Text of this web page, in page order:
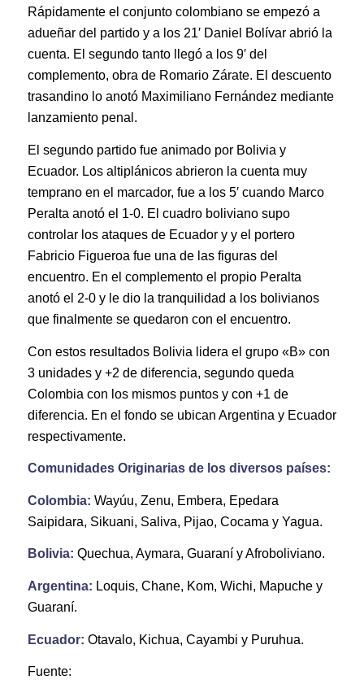
Rápidamente el conjunto colombiano se empezó a
adueñar del partido y a los 21′ Daniel Bolívar abrió la
cuenta. El segundo tanto llegó a los 9′ del
complemento, obra de Romario Zárate. El descuento
trasandino lo anotó Maximiliano Fernández mediante
lanzamiento penal.
El segundo partido fue animado por Bolivia y
Ecuador. Los altiplánicos abrieron la cuenta muy
temprano en el marcador, fue a los 5′ cuando Marco
Peralta anotó el 1-0. El cuadro boliviano supo
controlar los ataques de Ecuador y y el portero
Fabricio Figueroa fue una de las figuras del
encuentro. En el complemento el propio Peralta
anotó el 2-0 y le dio la tranquilidad a los bolivianos
que finalmente se quedaron con el encuentro.
Con estos resultados Bolivia lidera el grupo «B» con
3 unidades y +2 de diferencia, segundo queda
Colombia con los mismos puntos y con +1 de
diferencia. En el fondo se ubican Argentina y Ecuador
respectivamente.
Comunidades Originarias de los diversos países:
Colombia: Wayúu, Zenu, Embera, Epedara
Saipidara, Sikuani, Saliva, Pijao, Cocama y Yagua.
Bolivia: Quechua, Aymara, Guaraní y Afroboliviano.
Argentina: Loquis, Chane, Kom, Wichi, Mapuche y
Guaraní.
Ecuador: Otavalo, Kichua, Cayambi y Puruhua.
Fuente: